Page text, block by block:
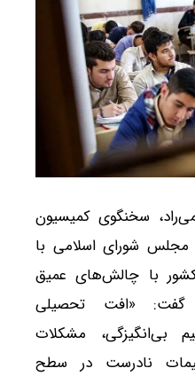
سخنگوی کمیسیون
مجلس شورای اسلامی با
با چالش‌های عمیق
گفت: «افت تحصیلی
بی‌انگیزگی، مشکلات
نادرست در سطح